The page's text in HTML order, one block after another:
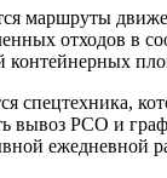
маршруты
отходов в
контейнерных
спецтехника,
вывоз РСО и
ежедневной